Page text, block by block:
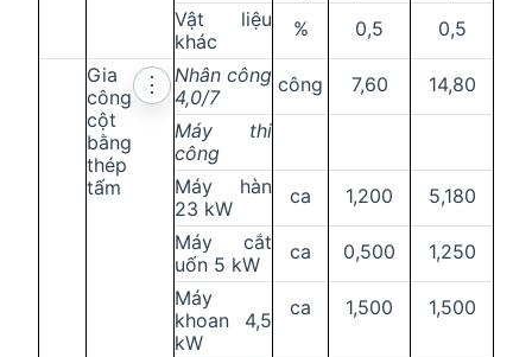
Vật liệu
khác
% 0,5
0,5
Gia
công
cột
bằng
thép
tấm
⋮
Nhân công
4,0/7
công 7,60
14,80
Máy thi
công
Máy hàn
23 kW
ca 1,200
5,180
Máy cắt
uốn 5 kW
ca 0,500
1,250
Máy
khoan 4,5
kW
ca 1,500 1,500